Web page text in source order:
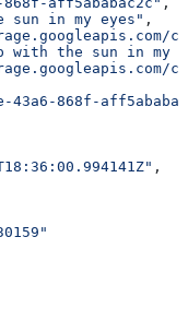
sun in my eyes" ,
with the sun in my
43a6-868f-
,